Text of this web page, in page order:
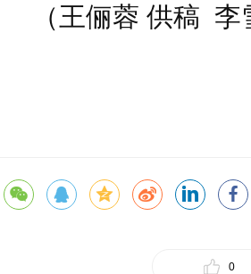
（王俪蓉 供稿 李
0